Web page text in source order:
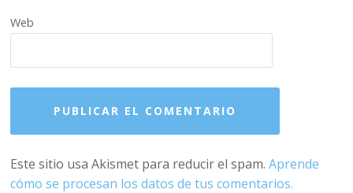
Web
Este sitio usa Akismet para reducir el spam.Aprende
cómo se procesan los datos de tus comentarios.